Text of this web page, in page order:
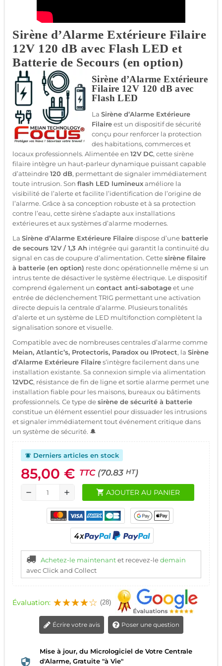
Sirène d’Alarme Extérieure Filaire
12V 120 dB avec Flash LED et
Batterie de Secours (en option)
Sirène d’Alarme Extérieure
Filaire 12V 120 dB avec
Flash LED
La Sirène d’Alarme Extérieure
Filaireest un dispositif de sécurité
conçu pour renforcer la protection
des habitations, commerces et
locaux professionnels. Alimentée en 12V DC, cette sirène
filaire intègre un haut-parleur dynamique puissant capable
d’atteindre120 dB, permettant de signaler immédiatement
toute intrusion. Son flash LED lumineuxaméliore la
visibilité de l’alerte et facilite l’identification de l’origine de
l’alarme. Grâce à sa conception robuste et à sa protection
contre l’eau, cette sirène s’adapte aux installations
extérieures et aux systèmes d’alarme modernes.
La Sirène d’Alarme Extérieure Filairedispose d’une batterie
de secours 12V / 1,3 Ah intégrée qui garantit la continuité du
signal en cas de coupure d’alimentation. Cettesirène filaire
à batterie (en option) reste donc opérationnelle même si un
intrus tente de désactiver le système électrique. Le dispositif
comprend également un contact anti-sabotageet une
entrée de déclenchement TRIG permettant une activation
directe depuis la centrale d’alarme. Plusieurs tonalités
d’alerte et un système de LED multifonction complètent la
signalisation sonore et visuelle.
Compatible avec de nombreuses centrales d’alarme comme
Meian, Atlantic’s, Protectoris, Paradox ou IProtect, la Sirène
d’Alarme Extérieure Filaires’intègre facilement dans une
installation existante. Sa connexion simple via alimentation
12VDC, résistance de fin de ligne et sortie alarme permet une
installation fiable pour les maisons, bureaux ou bâtiments
professionnels. Ce type desirène de sécurité à batterie
constitue un élément essentiel pour dissuader les intrusions
et signaler immédiatement tout événement critique dans
un système de sécurité. 🔔
notifications_active Derniers articles en stock
85,00 € TTC (70.83 HT)
remove add shopping_cart AJOUTER AU PANIER
Achetez-le maintenantet recevez-ledemain
avec Click and Collect
Évaluation: (28)
Écrire votre avis Poser une question
Mise à jour, du Micrologiciel de Votre Centrale
d'Alarme, Gratuite "à Vie"